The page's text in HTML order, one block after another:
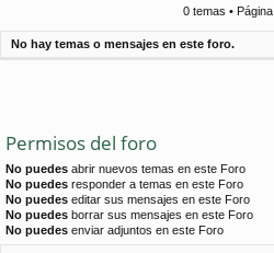
d
0 temas • Página
No hay temas o mensajes en este foro.
Permisos del foro
No puedes abrir nuevos temas en este Foro
No puedes responder a temas en este Foro
No puedes editar sus mensajes en este Foro
No puedes borrar sus mensajes en este Foro
No puedes enviar adjuntos en este Foro